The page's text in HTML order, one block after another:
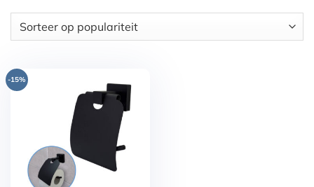
-15%